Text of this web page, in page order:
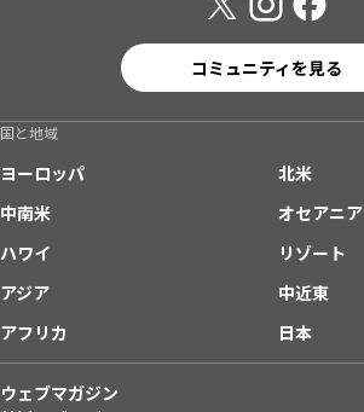
コミュニティを見る
国と地域
ヨーロッパ
北米
中南米
オセアニア
ハワイ
リゾート
アジア
中近東
アフリカ
日本
ウェブマガジン